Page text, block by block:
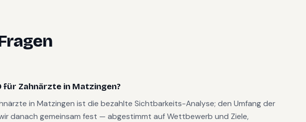
für Zahnärzte in Matzingen?
in Matzingen ist die bezahlte Sichtbarkeits-Analyse; den Umfang der
danach gemeinsam fest — abgestimmt auf Wettbewerb und Ziele,